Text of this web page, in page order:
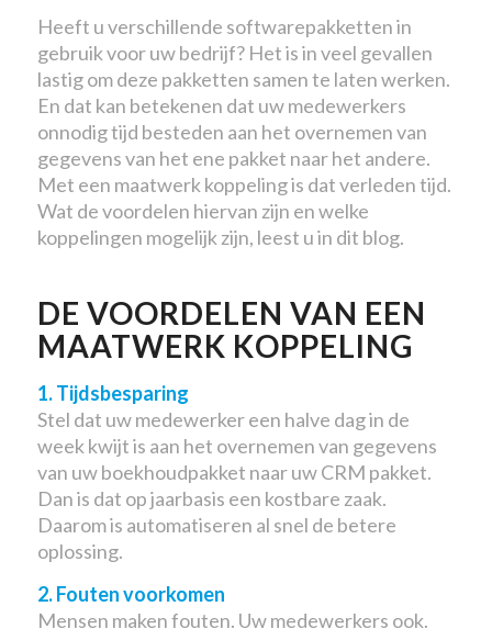
Heeft u verschillende softwarepakketten in
gebruik voor uw bedrijf? Het is in veel gevallen
lastig om deze pakketten samen te laten werken.
En dat kan betekenen dat uw medewerkers
onnodig tijd besteden aan het overnemen van
gegevens van het ene pakket naar het andere.
Met een maatwerk koppeling is dat verleden tijd.
Wat de voordelen hiervan zijn en welke
koppelingen mogelijk zijn, leest u in dit blog.
DE VOORDELEN VAN EEN
MAATWERK KOPPELING
1. Tijdsbesparing
Stel dat uw medewerker een halve dag in de
week kwijt is aan het overnemen van gegevens
van uw boekhoudpakket naar uw CRM pakket.
Dan is dat op jaarbasis een kostbare zaak.
Daarom is automatiseren al snel de betere
oplossing.
2. Fouten voorkomen
Mensen maken fouten. Uw medewerkers ook.